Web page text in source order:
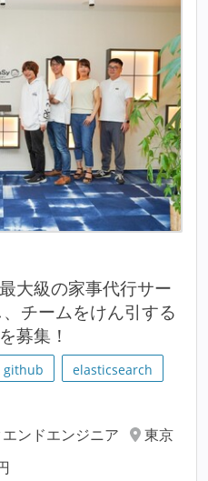
大級の家事代行サー
チームをけん引する
募集！
github
elasticsearch
ンドエンジニア
東京